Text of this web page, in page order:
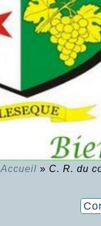
Accueil » C. R. du